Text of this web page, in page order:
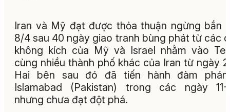
Iran và Mỹ đạt được thỏa thuận ngừng bắn
8/4 sau 40 ngày giao tranh bùng phát từ các
không kích của Mỹ và Israel nhằm vào
cùng nhiều thành phố khác của Iran từ ngày
Hai bên sau đó đã tiến hành đàm
Islamabad (Pakistan) trong các ngày 11-
nhưng chưa đạt đột phá.